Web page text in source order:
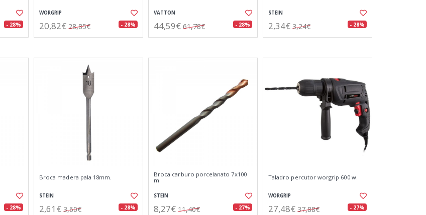
- 28%
WORGRIP
20,82€ 28,85€ - 28%
VATTON
44,59€ 61,78€ - 28%
STEIN
2,34€ 3,24€ - 28%
- 28%
Broca madera pala 18mm.
STEIN
2,61€ 3,60€ - 28%
Broca carburo porcelanato 7x100
m
STEIN
8,27€ 11,40€ - 27%
Taladro percutor worgrip 600 w.
WORGRIP
27,48€ 37,88€ - 27%